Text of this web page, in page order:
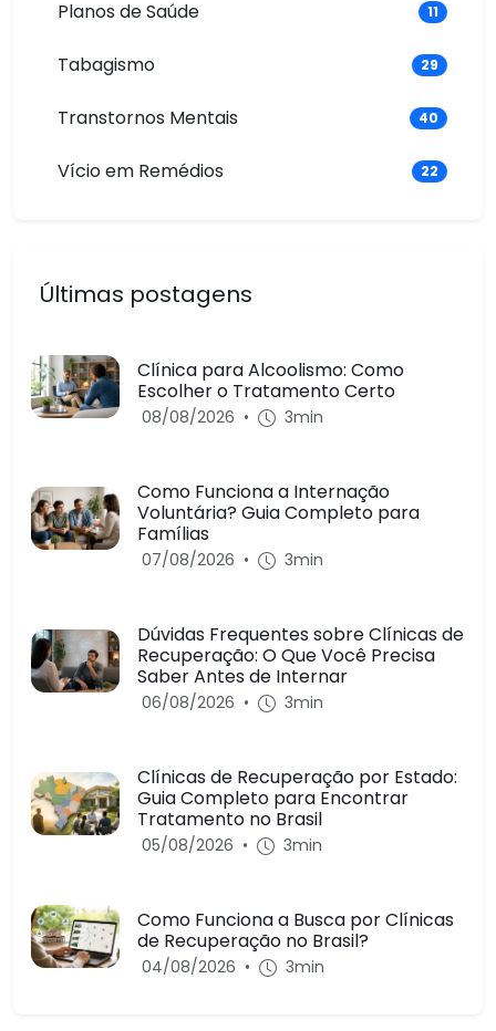
Planos de Saúde 11
Tabagismo 29
Transtornos Mentais 40
Vício em Remédios 22
Últimas postagens
Clínica para Alcoolismo: Como
Escolher o Tratamento Certo
08/08/2026 • 3min
Como Funciona a Internação
Voluntária? Guia Completo para
Famílias
07/08/2026 • 3min
Dúvidas Frequentes sobre Clínicas de
Recuperação: O Que Você Precisa
Saber Antes de Internar
06/08/2026 • 3min
Clínicas de Recuperação por Estado:
Guia Completo para Encontrar
Tratamento no Brasil
05/08/2026 • 3min
Como Funciona a Busca por Clínicas
de Recuperação no Brasil?
04/08/2026 • 3min